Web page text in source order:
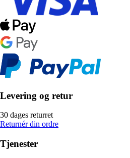
Levering og retur
30 dages returret
Returnér din ordre
Tjenester